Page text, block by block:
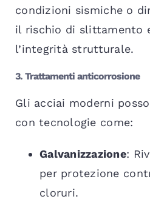
condizioni sismiche o
il rischio di slittamento
l’integrità strutturale.
3. Trattamenti anticorrosione
Gli acciai moderni
con tecnologie come:
Galvanizzazione:
per protezione
cloruri.